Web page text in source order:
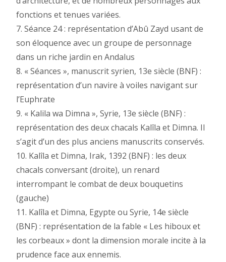
fonctions et tenues variées.
7. Séance 24 : représentation d’Abû Zayd usant de
son éloquence avec un groupe de personnage
dans un riche jardin en Andalus
8. « Séances », manuscrit syrien, 13e siècle (BNF) :
représentation d’un navire à voiles navigant sur
l’Euphrate
9. « Kalila wa Dimna », Syrie, 13e siècle (BNF) :
représentation des deux chacals Kalîla et Dimna. Il
s’agit d’un des plus anciens manuscrits conservés.
10. Kalîla et Dimna, Irak, 1392 (BNF) : les deux
chacals conversant (droite), un renard
interrompant le combat de deux bouquetins
(gauche)
11. Kalîla et Dimna, Egypte ou Syrie, 14e siècle
(BNF) : représentation de la fable « Les hiboux et
les corbeaux » dont la dimension morale incite à la
prudence face aux ennemis.